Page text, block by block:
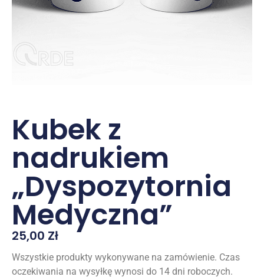
Kubek z
nadrukiem
„Dyspozytornia
Medyczna”
25,00 Zł
Wszystkie produkty wykonywane na zamówienie. Czas
oczekiwania na wysyłkę wynosi do 14 dni roboczych.